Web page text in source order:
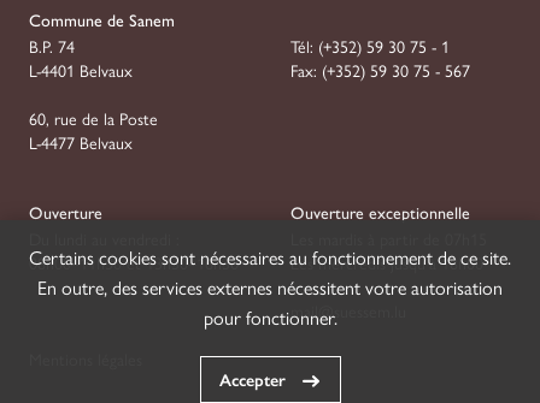
Commune de Sanem
B.P. 74
L-4401 Belvaux
60, rue de la Poste
L-4477 Belvaux
Tél: (+352) 59 30 75 - 1
Fax: (+352) 59 30 75 - 567
Ouverture
08h00–11h30 et 13h30–16h30
Ouverture exceptionnelle
Les mercredis jusqu'à 18h00
mail@suessem.lu
Certains cookies sont nécessaires au fonctionnement de ce site.
En outre, des services externes nécessitent votre autorisation
pour fonctionner.
Accepter